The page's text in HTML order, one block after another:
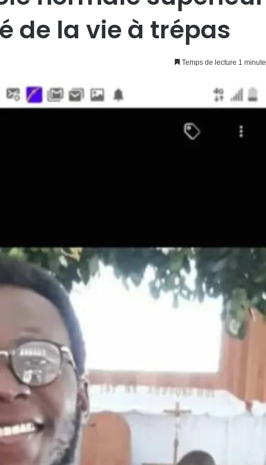
de la vie à trépas
Temps de lecture 1 minute